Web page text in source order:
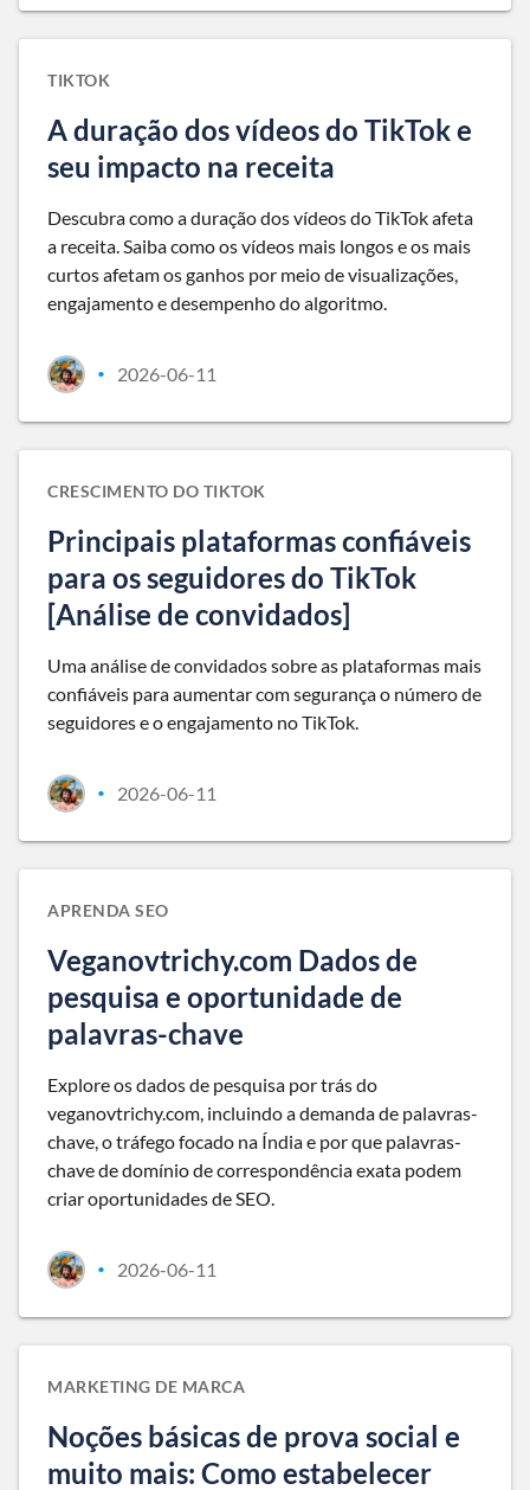
TIKTOK
A duração dos vídeos do TikTok e
seu impacto na receita
Descubra como a duração dos vídeos do TikTok afeta
a receita. Saiba como os vídeos mais longos e os mais
curtos afetam os ganhos por meio de visualizações,
engajamento e desempenho do algoritmo.
• 2026-06-11
CRESCIMENTO DO TIKTOK
Principais plataformas confiáveis
para os seguidores do TikTok
[Análise de convidados]
Uma análise de convidados sobre as plataformas mais
confiáveis para aumentar com segurança o número de
seguidores e o engajamento no TikTok.
• 2026-06-11
APRENDA SEO
Veganovtrichy.com Dados de
pesquisa e oportunidade de
palavras-chave
Explore os dados de pesquisa por trás do
veganovtrichy.com, incluindo a demanda de palavras-
chave, o tráfego focado na Índia e por que palavras-
chave de domínio de correspondência exata podem
criar oportunidades de SEO.
• 2026-06-11
MARKETING DE MARCA
Noções básicas de prova social e
muito mais: Como estabelecer